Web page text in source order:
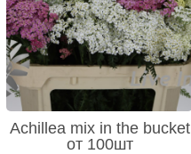
Achillea mix in the bucket
от 100шт